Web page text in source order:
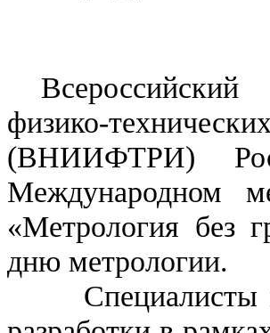
Всероссийский
физико-
(ВНИИФТРИ)
Международном
«Метрология без
дню метрологии.
Специалисты